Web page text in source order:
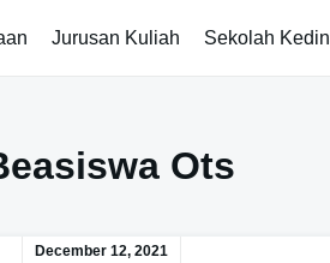
Jurusan Kuliah Sekolah
Ots
December 12, 2021